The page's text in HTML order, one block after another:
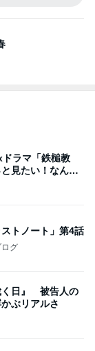
ラマ「鉄槌教
見たい！なんで1
トノート」第4話
グ
く日』 被告人の
ぶリアルさ